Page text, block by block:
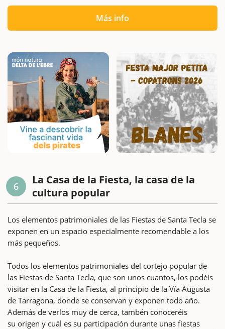
Más info
6
La Casa de la Fiesta, la casa de la
cultura popular
Los elementos patrimoniales de las Fiestas de Santa Tecla se
exponen en un espacio especialmente recomendable a los
más pequeños.
Todos los elementos patrimoniales del cortejo popular de
las Fiestas de Santa Tecla, que son unos cuantos, los podèis
visitar en la Casa de la Fiesta, al principio de la Vía Augusta
de Tarragona, donde se conservan y exponen todo año.
Además de verlos muy de cerca, tambén conoceréis
su origen y cuál es su participación durante unas fiestas